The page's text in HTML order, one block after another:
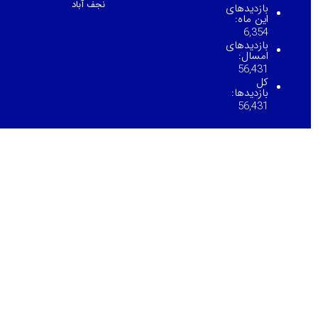
بازدیدهای
این ماه:
6,354
بازدیدهای
امسال:
56,431
کل
بازدیدها:
56,431
نجف آباد